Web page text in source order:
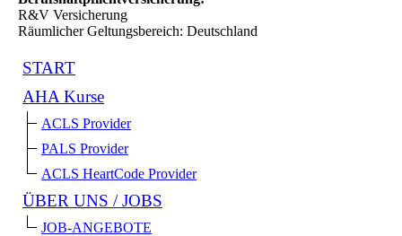
R&V Versicherung
Räumlicher Geltungsbereich: Deutschland
START
AHA Kurse
ACLS Provider
PALS Provider
ACLS HeartCode Provider
ÜBER UNS / JOBS
JOB-ANGEBOTE